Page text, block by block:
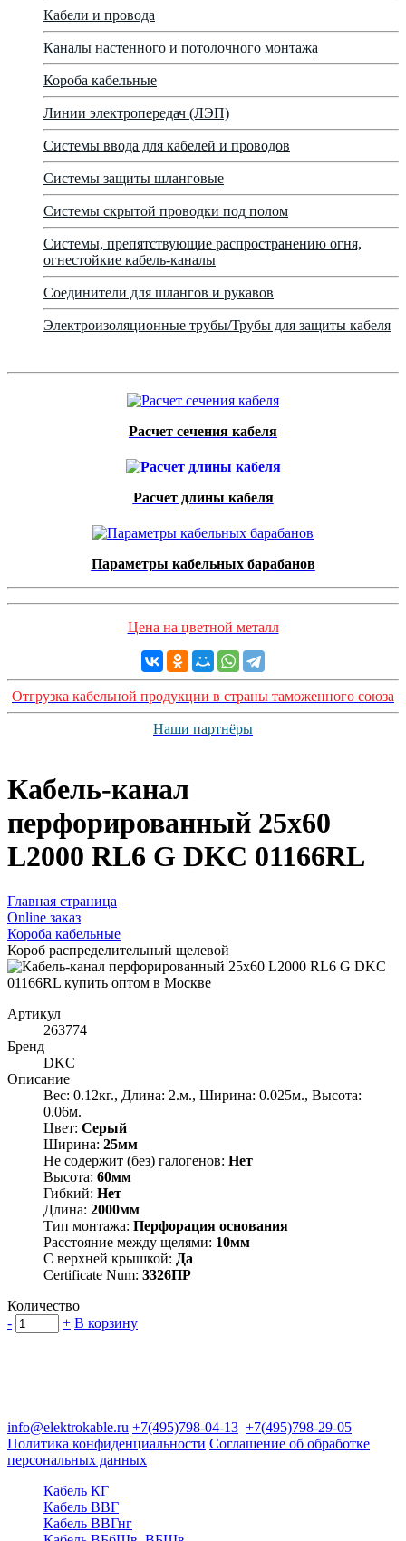
Кабели и провода
Каналы настенного и потолочного монтажа
Короба кабельные
Линии электропередач (ЛЭП)
Системы ввода для кабелей и проводов
Системы защиты шланговые
Системы скрытой проводки под полом
Системы, препятствующие распространению огня,
огнестойкие кабель-каналы
Соединители для шлангов и рукавов
Электроизоляционные трубы/Трубы для защиты кабеля
Расчет сечения кабеля
Расчет длины кабеля
Параметры кабельных барабанов
Цена на цветной металл
Отгрузка кабельной продукции в страны таможенного союза
Наши партнёры
Кабель-канал
перфорированный 25х60
L2000 RL6 G DKC 01166RL
Главная страница
Оnline заказ
Короба кабельные
Короб распределительный щелевой
Артикул
263774
Бренд
DKC
Описание
Вес: 0.12кг., Длина: 2.м., Ширина: 0.025м., Высота:
0.06м.
Цвет: Серый
Ширина: 25мм
Не содержит (без) галогенов: Нет
Высота: 60мм
Гибкий: Нет
Длина: 2000мм
Тип монтажа: Перфорация основания
Расстояние между щелями: 10мм
С верхней крышкой: Да
Certificate Num: 3326ПР
Количество
-
+ В корзину
info@elektrokable.ru +7(495)798-04-13 +7(495)798-29-05
Политика конфиденциальности Соглашение об обработке
персональных данных
Кабель КГ
Кабель ВВГ
Кабель ВВГнг